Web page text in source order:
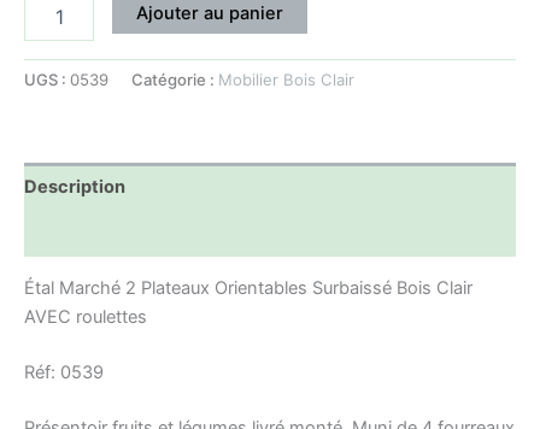
Ajouter au panier
UGS : 0539 Catégorie : Mobilier Bois Clair
Description
Étal Marché 2 Plateaux Orientables Surbaissé Bois Clair
AVEC roulettes
Réf: 0539